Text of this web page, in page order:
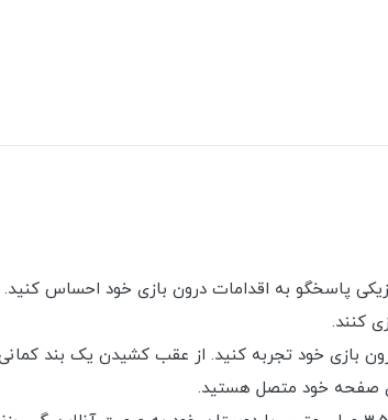
پاسخگو به اقدامات درون بازی خود احساس
کنند.
بازی خود تجربه کنید. از عقب کشیدن یک بند
صفحه خود متصل هستید.